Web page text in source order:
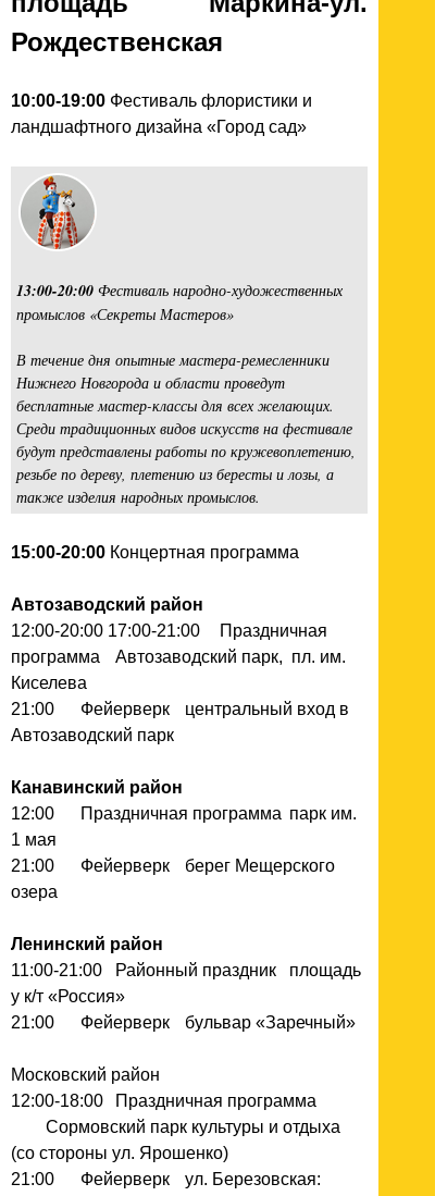
Рождественская
10:00-19:00 Фестиваль флористики и
ландшафтного дизайна «Город сад»
13:00-20:00 Фестиваль народно-художественных
промыслов «Секреты Мастеров»
В течение дня опытные мастера-ремесленники
Нижнего Новгорода и области проведут
бесплатные мастер-классы для всех желающих.
Среди традиционных видов искусств на фестивале
будут представлены работы по кружевоплетению,
резьбе по дереву, плетению из бересты и лозы, а
также изделия народных промыслов.
15:00-20:00 Концертная программа
Автозаводский район
12:00-20:00 17:00-21:00
Праздничная
программа
Автозаводский парк, пл. им.
Киселева
21:00
Фейерверк
центральный вход в
Автозаводский парк
Канавинский район
12:00
Праздничная программа парк им.
1 мая
21:00
Фейерверк
берег Мещерского
озера
Ленинский район
11:00-21:00
Районный праздник
площадь
у к/т «Россия»
21:00
Фейерверк бульвар «Заречный»
Московский район
12:00-18:00
Праздничная программа
Сормовский парк культуры и отдыха
(со стороны ул. Ярошенко)
21:00
Фейерверк
ул. Березовская: